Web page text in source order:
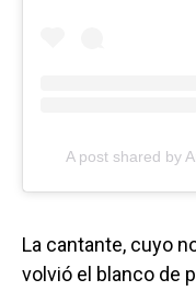
A post shared by
La cantante, cuyo
volvió el blanco de